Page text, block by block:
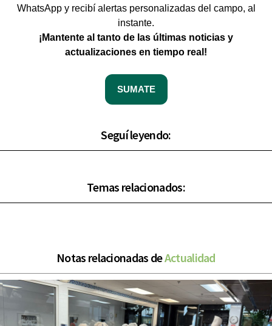
WhatsApp y recibí alertas personalizadas del campo, al
instante.
¡Mantente al tanto de las últimas noticias y
actualizaciones en tiempo real!
SUMATE
Seguí leyendo:
Temas relacionados:
Notas relacionadas deActualidad